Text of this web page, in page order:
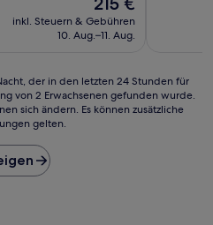
Preis
beträgt
inkl. Steuern & Gebühren
10. Aug.–11. Aug.
der in den letzten 24 Stunden für
von 2 Erwachsenen gefunden wurde.
sich ändern. Es können zusätzliche
gelten.